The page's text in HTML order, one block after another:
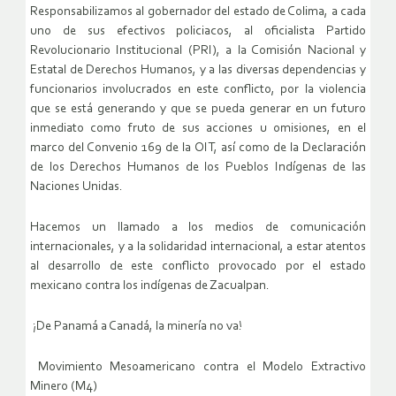
Responsabilizamos al gobernador del estado de Colima, a cada
uno de sus efectivos policiacos, al oficialista Partido
Revolucionario Institucional (PRI), a la Comisión Nacional y
Estatal de Derechos Humanos, y a las diversas dependencias y
funcionarios involucrados en este conflicto, por la violencia
que se está generando y que se pueda generar en un futuro
inmediato como fruto de sus acciones u omisiones, en el
marco del Convenio 169 de la OIT, así como de la Declaración
de los Derechos Humanos de los Pueblos Indígenas de las
Naciones Unidas.
Hacemos un llamado a los medios de comunicación
internacionales, y a la solidaridad internacional, a estar atentos
al desarrollo de este conflicto provocado por el estado
mexicano contra los indígenas de Zacualpan.
¡De Panamá a Canadá, la minería no va!
Movimiento Mesoamericano contra el Modelo Extractivo
Minero (M4)